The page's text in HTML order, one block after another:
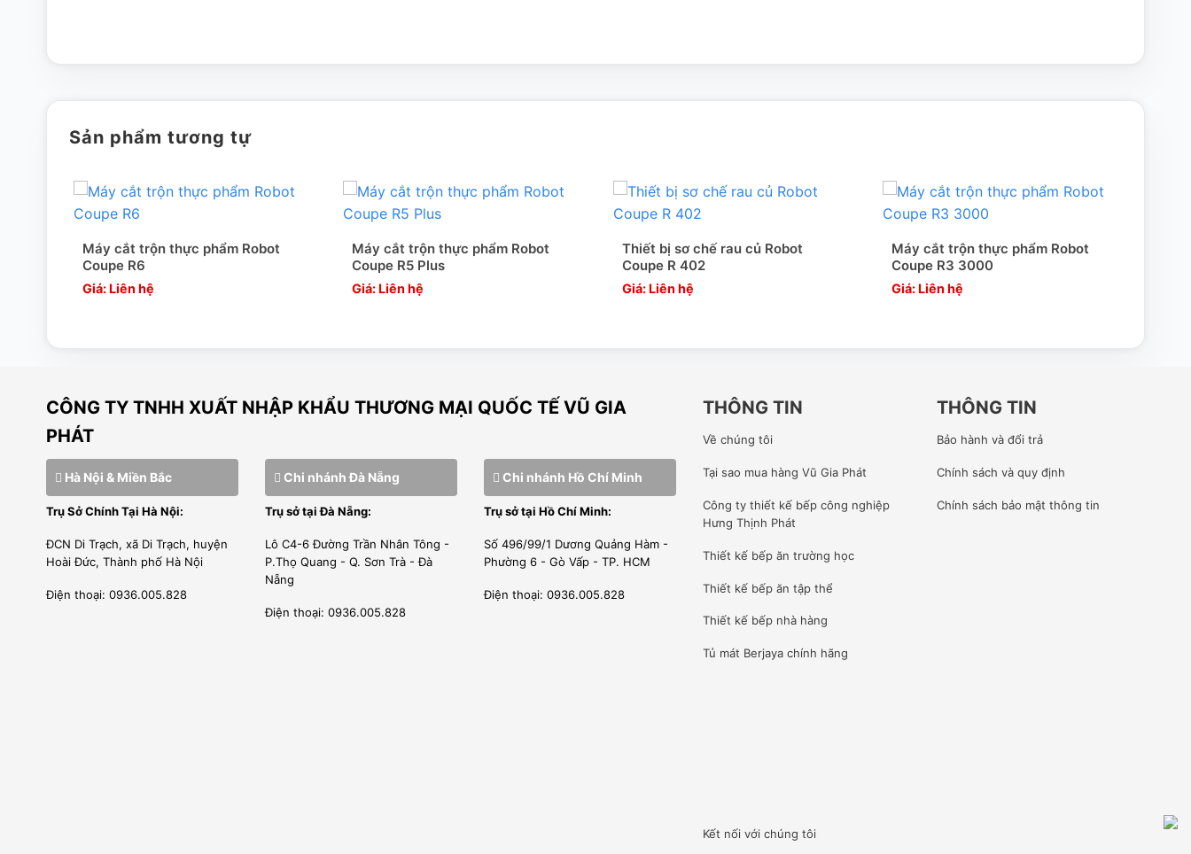
Sản phẩm tương tự
Máy cắt trộn thực phẩm Robot
Coupe R6
Giá: Liên hệ
Máy cắt trộn thực phẩm Robot
Coupe R5 Plus
Giá: Liên hệ
Thiết bị sơ chế rau củ Robot
Coupe R 402
Giá: Liên hệ
Máy cắt trộn thực phẩm Robot
Coupe R3 3000
Giá: Liên hệ
CÔNG TY TNHH XUẤT NHẬP KHẨU THƯƠNG MẠI QUỐC TẾ VŨ GIA
PHÁT
Hà Nội & Miền Bắc
Trụ Sở Chính Tại Hà Nội:
ĐCN Di Trạch, xã Di Trạch, huyện
Hoài Đức, Thành phố Hà Nội
Điện thoại: 0936.005.828
Chi nhánh Đà Nẵng
Trụ sở tại Đà Nẵng:
Lô C4-6 Đường Trần Nhân Tông -
P.Thọ Quang - Q. Sơn Trà - Đà
Nẵng
Điện thoại: 0936.005.828
Chi nhánh Hồ Chí Minh
Trụ sở tại Hồ Chí Minh:
Số 496/99/1 Dương Quảng Hàm -
Phường 6 - Gò Vấp - TP. HCM
Điện thoại: 0936.005.828
THÔNG TIN
Về chúng tôi
Tại sao mua hàng Vũ Gia Phát
Công ty thiết kế bếp công nghiệp
Hưng Thịnh Phát
Thiết kế bếp ăn trường học
Thiết kế bếp ăn tập thể
Thiết kế bếp nhà hàng
Tủ mát Berjayachính hãng
THÔNG TIN
Bảo hành và đổi trả
Chính sách và quy định
Chính sách bảo mật thông tin
Kết nối với chúng tôi